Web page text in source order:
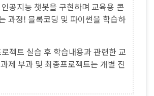
공지능 챗봇을 구현하며 교육용 콘
과정! 블록코딩 및 파이썬을 학습하
젝트 실습 후 학습내용과 관련한 교
제 부과 및 최종프로젝트는 개별 진